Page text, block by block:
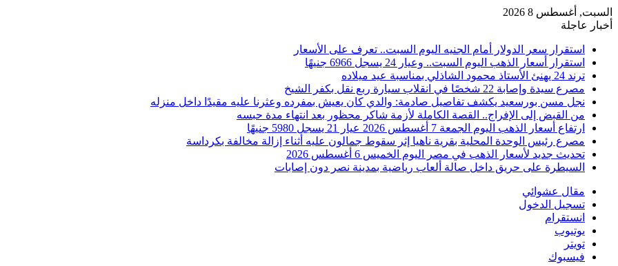
السبت, أغسطس 8 2026
أخبار عاجلة
استقرار سعر الدولار أمام الجنيه اليوم السبت.. تعرف على الأسعار
استقرار أسعار الذهب اليوم السبت.. وعيار 24 يسجل 6966 جنيهًا
ترند 24 يهنئ الأستاذ محمود الشاذلي بمناسبة عيد ميلاده
مصرع سيدة وإصابة 22 شخصًا في انقلاب سيارة ربع نقل بكفر الشيخ
نجل مسن بورسعيد يكشف تفاصيل صادمة: والدي كان يعيش بمفرده وعثرنا عليه مقيدًا داخل منزله
من القبض إلى الإفراج.. القصة الكاملة لأزمة شاكر محظور بعد انتهاء مدة حبسه
ارتفاع أسعار الذهب اليوم الجمعة 7 أغسطس 2026 عيار 21 يسجل 5980 جنيهًا
مصرع رئيس الوحدة المحلية بقرية ناهيا إثر سقوط جمالون عليه أثناء إزالة مخالفة بكرداسة
تحديث جديد لأسعار الذهب في مصر اليوم الخميس 6 أغسطس 2026
السيطرة على حريق داخل صالة ألعاب رياضية بمدينة نصر دون إصابات
مقال عشوائي
تسجيل الدخول
انستقرام
يوتيوب
تويتر
فيسبوك